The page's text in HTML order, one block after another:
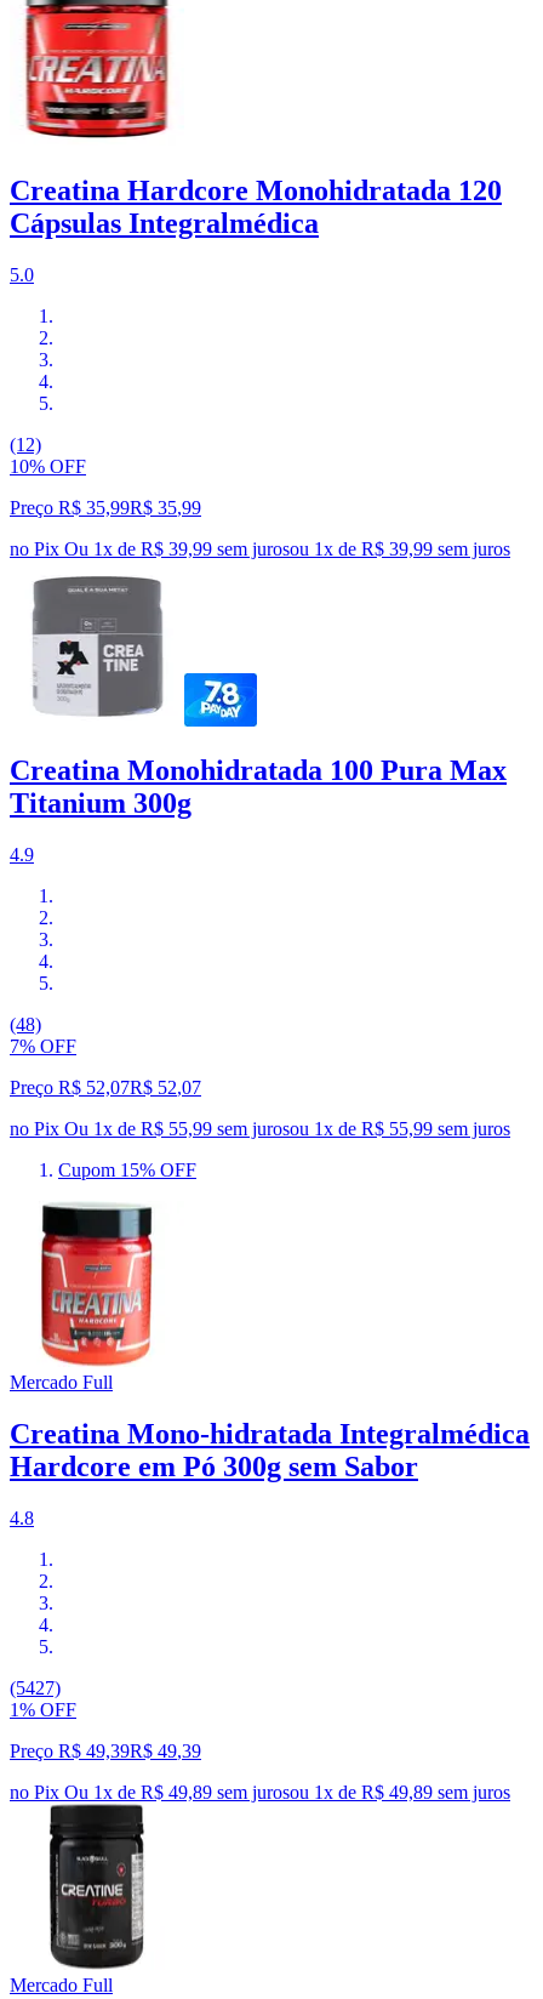
Creatina Hardcore Monohidratada 120
Cápsulas Integralmédica
5.0
(12)
10% OFF
Preço R$ 35,99R$ 35,99
no Pix Ou 1x de R$ 39,99 sem jurosou 1x de R$ 39,99 sem juros
Creatina Monohidratada 100 Pura Max
Titanium 300g
4.9
(48)
7% OFF
Preço R$ 52,07R$ 52,07
no Pix Ou 1x de R$ 55,99 sem jurosou 1x de R$ 55,99 sem juros
Cupom 15% OFF
Mercado Full
Creatina Mono-hidratada Integralmédica
Hardcore em Pó 300g sem Sabor
4.8
(5427)
1% OFF
Preço R$ 49,39R$ 49,39
no Pix Ou 1x de R$ 49,89 sem jurosou 1x de R$ 49,89 sem juros
Mercado Full